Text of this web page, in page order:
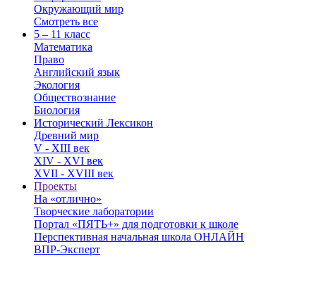
Окружающий мир
Смотреть все
5 – 11 класс
Математика
Право
Английский язык
Экология
Обществознание
Биология
Исторический Лексикон
Древний мир
V - XIII век
XIV - XVI век
XVII - XVIII век
Проекты
На «отлично»
Творческие лаборатории
Портал «ПЯТЬ+» для подготовки к школе
Перспективная начальная школа ОНЛАЙН
ВПР-Эксперт